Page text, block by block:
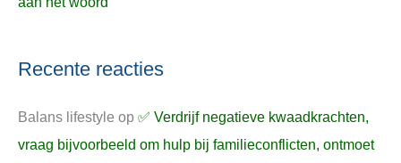
Recente reacties
Balans lifestyle op ✅ Verdrijf negatieve kwaadkrachten,
vraag bijvoorbeeld om hulp bij familieconflicten, ontmoet